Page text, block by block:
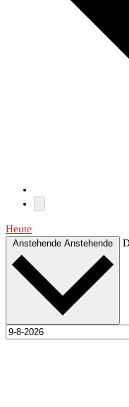
Heute
Anstehende Anstehende